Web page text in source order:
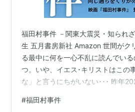
福田村事件 －関東大震災・知られ
生 五月書房新社 Amazon 世間がク
る最中に何を一心不乱に読んでい
つ。いや、イエス･キリストはこの
な」と言うにちがいない･･･ 昨年
作家の森達也が初めてこの震災を題
#福田村事件